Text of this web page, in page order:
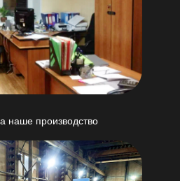
наше производство